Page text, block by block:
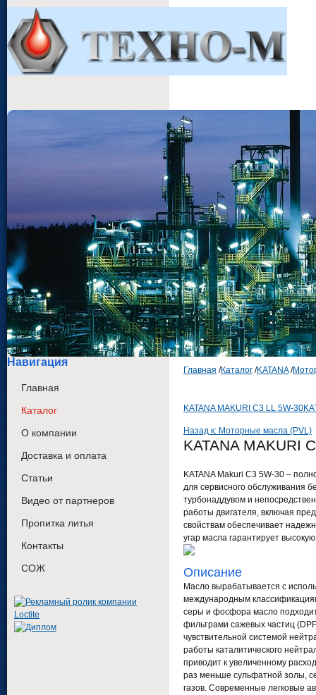
Навигация
Главная
Каталог
О компании
Доставка и оплата
Статьи
Видео от партнеров
Пропитка литья
Контакты
СОЖ
Главная /Каталог /KATANA /
KATANA MAKURI C3 LL 5W-30
Назад к: Моторные масла (PVL)
KATANA MAKURI
KATANA Makuri C3 5W-30 –
для сервисного обслуживания
турбонаддувом и
работы двигателя, включая
свойствам обеспечивает
угар масла гарантирует
Описание
Масло вырабатывается с
международным
серы и фосфора масло
фильтрами сажевых частиц
чувствительной системой
работы каталитического
приводит к увеличенному
раз меньше сульфатной золы,
газов. Современные легковые